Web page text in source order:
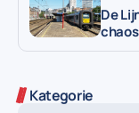
De
Kategorie